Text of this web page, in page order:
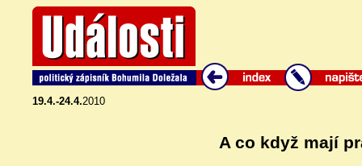
19.4.-24.4.2010
A co když mají